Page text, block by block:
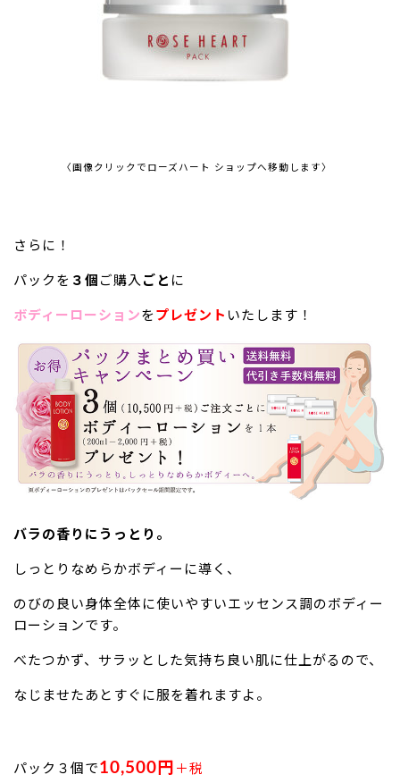
〈画像クリックでローズハート ショップへ移動します〉
さらに！
パックを ３個 ご購入 ごと に
ボディーローション を プレゼント いたします！
バラの香りにうっとり。
しっとりなめらかボディーに導く、
のびの良い身体全体に使いやすいエッセンス調のボディー
ローションです。
べたつかず、サラッとした気持ち良い肌に仕上がるので、
なじませたあとすぐに服を着れますよ。
パック３個で 10,500円 ＋税